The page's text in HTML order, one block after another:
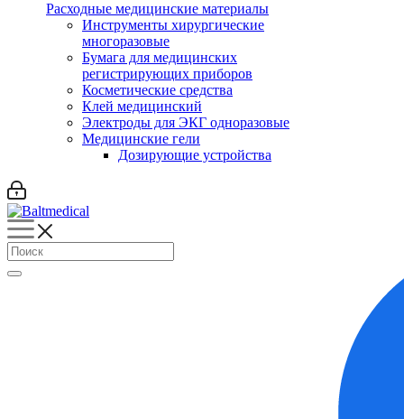
Расходные медицинские материалы
Инструменты хирургические
многоразовые
Бумага для медицинских
регистрирующих приборов
Косметические средства
Клей медицинский
Электроды для ЭКГ одноразовые
Медицинские гели
Дозирующие устройства